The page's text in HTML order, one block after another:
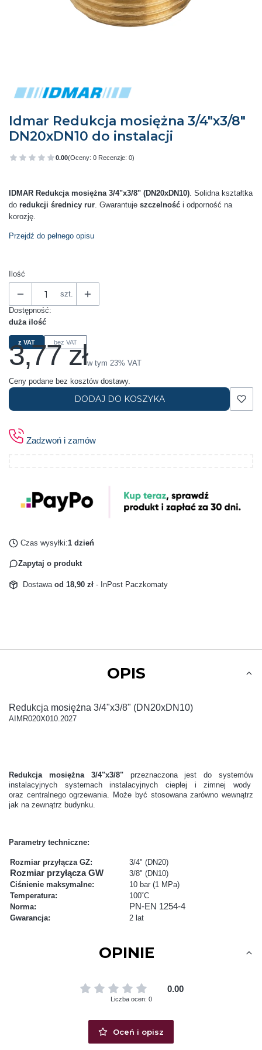
Idmar Redukcja mosiężna 3/4"x3/8"
DN20xDN10 do instalacji
0.00(Oceny: 0 Recenzje: 0)
Przejdź do sekcji Opinie
IDMAR Redukcja mosiężna 3/4"x3/8" (DN20xDN10). Solidna kształtka
do redukcji średnicy rur. Gwarantuje szczelność i odporność na
korozję.
Przejdź do pełnego opisu
Ilość
szt.
Dostępność:
duża ilość
z VAT bez VAT
Cena
3,77 złw tym 23% VAT
w tym 23% VAT
Ceny podane bez kosztów dostawy.
DODAJ DO KOSZYKA
Zadzwoń i zamów
Czas wysyłki:1 dzień
Zapytaj o produkt
Dostawa od 18,90 zł - InPost Paczkomaty
OPIS
Redukcja mosiężna 3/4"x3/8" (DN20xDN10)
AIMR020X010.2027
Redukcja mosiężna 3/4"x3/8"przeznaczona jest do systemów
instalacyjnych systemach instalacyjnych ciepłej i zimnej wody
oraz centralnego ogrzewania. Może być stosowana zarówno wewnątrz
jak na zewnątrz budynku.
Parametry techniczne:
Rozmiar przyłącza GZ: 3/4" (DN20)
Rozmiar przyłącza GW
3/8" (DN10)
Ciśnienie maksymalne:
10 bar (1 MPa)
Temperatura:
100˚C
Norma:
PN-EN 1254-4
Gwarancja: 2 lat
OPINIE
0.00
Liczba ocen: 0
Oceń i opisz